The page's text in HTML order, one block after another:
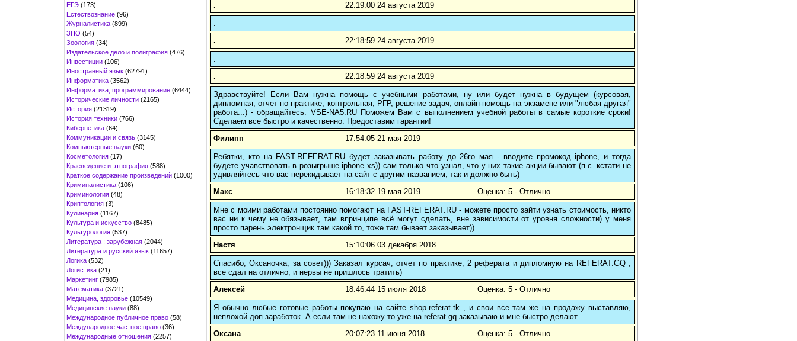
ЕГЭ (173)
Естествознание (96)
Журналистика (899)
ЗНО (54)
Зоология (34)
Издательское дело и полиграфия (476)
Инвестиции (106)
Иностранный язык (62791)
Информатика (3562)
Информатика, программирование (6444)
Исторические личности (2165)
История (21319)
История техники (766)
Кибернетика (64)
Коммуникации и связь (3145)
Компьютерные науки (60)
Косметология (17)
Краеведение и этнография (588)
Краткое содержание произведений (1000)
Криминалистика (106)
Криминология (48)
Криптология (3)
Кулинария (1167)
Культура и искусство (8485)
Культурология (537)
Литература : зарубежная (2044)
Литература и русский язык (11657)
Логика (532)
Логистика (21)
Маркетинг (7985)
Математика (3721)
Медицина, здоровье (10549)
Медицинские науки (88)
Международное публичное право (58)
Международное частное право (36)
Международные отношения (2257)
.
22:19:00 24 августа 2019
.
.
22:18:59 24 августа 2019
.
.
22:18:59 24 августа 2019
Здравствуйте! Если Вам нужна помощь с учебными работами, ну или будет нужна в будущем (курсовая,
дипломная, отчет по практике, контрольная, РГР, решение задач, онлайн-помощь на экзамене или "любая другая"
работа...) - обращайтесь: VSE-NA5.RU Поможем Вам с выполнением учебной работы в самые короткие сроки!
Сделаем все быстро и качественно. Предоставим гарантии!
Филипп
17:54:05 21 мая 2019
Ребятки, кто на FAST-REFERAT.RU будет заказывать работу до 26го мая - вводите промокод iphone, и тогда
будете учавствовать в розыгрыше iphone xs)) сам только что узнал, что у них такие акции бывают (п.с. кстати не
удивляйтесь что вас перекидывает на сайт с другим названием, так и должно быть)
Макс
16:18:32 19 мая 2019 Оценка: 5 - Отлично
Мне с моими работами постоянно помогают на FAST-REFERAT.RU - можете просто зайти узнать стоимость, никто
вас ни к чему не обязывает, там впринципе всё могут сделать, вне зависимости от уровня сложности) у меня
просто парень электронщик там какой то, тоже там бывает заказывает))
Настя
15:10:06 03 декабря 2018
Спасибо, Оксаночка, за совет))) Заказал курсач, отчет по практике, 2 реферата и дипломную на REFERAT.GQ ,
все сдал на отлично, и нервы не пришлось тратить)
Алексей
18:46:44 15 июля 2018 Оценка: 5 - Отлично
Я обычно любые готовые работы покупаю на сайте shop-referat.tk , и свои все там же на продажу выставляю,
неплохой доп.заработок. А если там не нахожу то уже на referat.gq заказываю и мне быстро делают.
Оксана
20:07:23 11 июня 2018 Оценка: 5 - Отлично